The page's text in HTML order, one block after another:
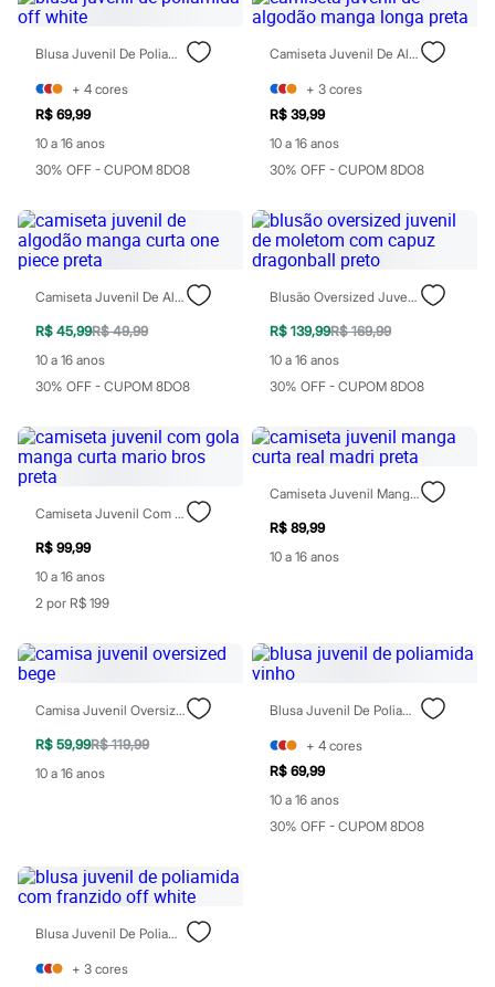
Perfumes femininos
Perfumes masculinos
Todos os produtos
Mindse7
Novidades
Blusas
Casacos e Jaquetas
Saias
Shorts e Bermudas
T-shirt
Vestidos
Acessórios
Calçados
Guarda-roupa
Moda esportiva
Plus size
Calçados
Novidades
Feminino
Chinelos
Pantufas
Rasteirinhas
Sandálias
Sapatilhas
Sapatos
Tamancos
Tênis
Chinelos
Sandálias
Sapatênis
Sapatos
Chinelos
Pantufas
Sapatilhas
Menino
Blusa Juvenil De Poliamida Off White
+ 4 cores
R$ 69,99
10 a 16 anos
30% OFF - CUPOM 8DO8
Camiseta Juvenil De Algodão Manga Longa Preta
+ 3 cores
R$ 39,99
10 a 16 anos
30% OFF - CUPOM 8DO8
Camiseta Juvenil De Algodão Manga Curta One Piece Preta
R$ 45,99R$ 49,99
10 a 16 anos
30% OFF - CUPOM 8DO8
Blusão Oversized Juvenil De Moletom Com Capuz Dragonball Preto
R$ 139,99R$ 169,99
10 a 16 anos
30% OFF - CUPOM 8DO8
Camiseta Juvenil Com Gola Manga Curta Mario Bros Preta
R$ 99,99
10 a 16 anos
2 por R$ 199
Camiseta Juvenil Manga Curta Real Madri Preta
R$ 89,99
10 a 16 anos
Camisa Juvenil Oversized Bege
R$ 59,99R$ 119,99
10 a 16 anos
Blusa Juvenil De Poliamida Vinho
+ 4 cores
R$ 69,99
10 a 16 anos
30% OFF - CUPOM 8DO8
Blusa Juvenil De Poliamida Com Franzido Off White
+ 3 cores